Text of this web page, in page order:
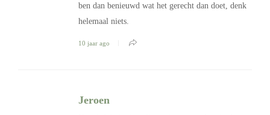
ben dan benieuwd wat het gerecht dan doet, denk
helemaal niets.
10 jaar ago
Jeroen